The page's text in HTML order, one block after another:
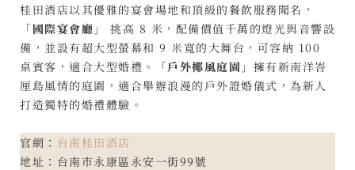
桂田酒店以其優雅的宴會場地和頂級的餐飲服務聞名，
「國際宴會廳」
挑高 8 米，配備價值千萬的燈光與音響設
備，並設有超大型螢幕和 9 米寬的大舞台，可容納 100
桌賓客，適合大型婚禮。
「戶外椰風庭園」 擁有新南洋峇
厘島風情的庭園，適合舉辦浪漫的戶外證婚儀式，為新人
打造獨特的婚禮體驗。
官網： 台南桂田酒店
地址：台南市永康區永安一街99號